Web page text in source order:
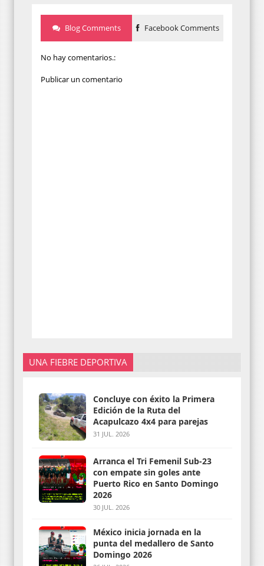
Blog Comments Facebook Comments
No hay comentarios.:
Publicar un comentario
UNA FIEBRE DEPORTIVA
Concluye con éxito la Primera
Edición de la Ruta del
Acapulcazo 4x4 para parejas
31 JUL. 2026
Arranca el Tri Femenil Sub-23
con empate sin goles ante
Puerto Rico en Santo Domingo
2026
30 JUL. 2026
México inicia jornada en la
punta del medallero de Santo
Domingo 2026